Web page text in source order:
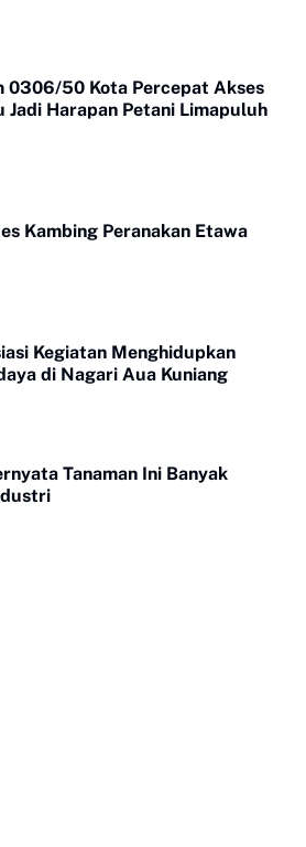
0306/50 Kota Percepat Akses
Jadi Harapan Petani Limapuluh
Kambing Peranakan Etawa
Kegiatan Menghidupkan
di Nagari Aua Kuniang
Tanaman Ini Banyak